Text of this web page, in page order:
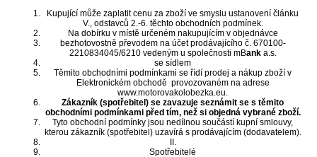
Kupující může zaplatit cenu za zboží ve smyslu ustanovení článku
V., odstavců 2.-6. těchto obchodních podmínek.
Na dobírku v místě určeném nakupujícím v objednávce
bezhotovostně převodem na účet prodávajícího č. 670100-
2210834045/6210 vedeným u společnosti mBanka.s.
se sídlem
Těmito obchodními podmínkami se řídí prodej a nákup zboží v
Elektronickém obchodě provozovaném na adrese
www.motorovakolobezka.eu.
Zákazník (spotřebitel) se zavazuje seznámit se s těmito
obchodními podmínkami před tím, než si objedná vybrané zboží.
Tyto obchodní podmínky jsou nedílnou součástí kupní smlouvy,
kterou zákazník (spotřebitel) uzavírá s prodávajícím (dodavatelem).
II.
Spotřebitelé